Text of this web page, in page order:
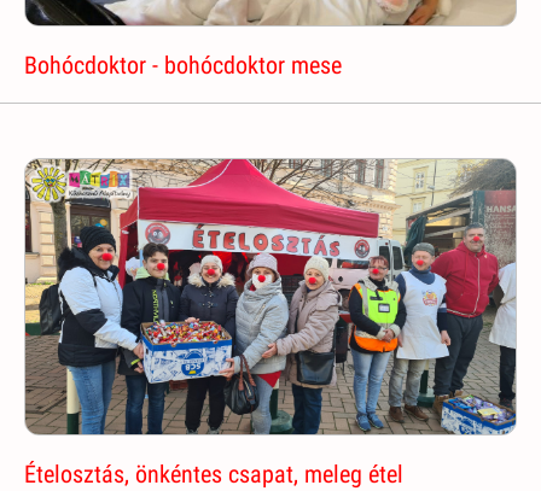
Bohócdoktor - bohócdoktor mese
Ételosztás, önkéntes csapat, meleg étel